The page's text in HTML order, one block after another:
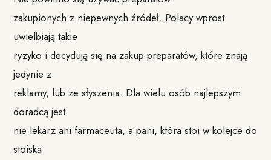
zakupionych z niepewnych źródeł. Polacy wprost
uwielbiają takie
ryzyko i decydują się na zakup preparatów, które znają
jedynie z
reklamy, lub ze słyszenia. Dla wielu osób najlepszym
doradcą jest
nie lekarz ani farmaceuta, a pani, która stoi w kolejce do
stoiska